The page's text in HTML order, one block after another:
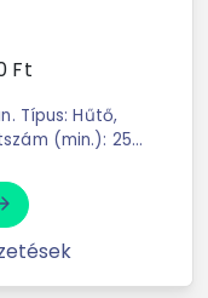
Ft
Típus: Hűtő,
(min.): 250
...